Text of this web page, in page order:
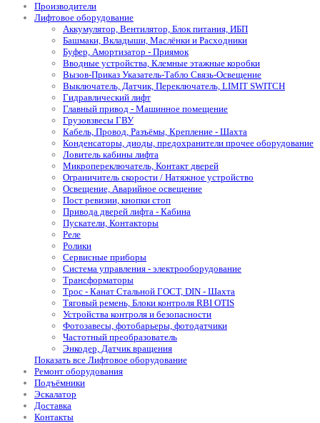
Производители
Лифтовое оборудование
Аккумулятор, Вентилятор, Блок питания, ИБП
Башмаки, Вкладыши, Маслёнки и Расходники
Буфер, Амортизатор - Приямок
Вводные устройства, Клемные этажные коробки
Вызов-Приказ Указатель-Табло Связь-Освещение
Выключатель, Датчик, Переключатель, LIMIT SWITCH
Гидравлический лифт
Главный привод - Машинное помещение
Грузовзвесы ГВУ
Кабель, Провод, Разъёмы, Крепление - Шахта
Конденсаторы, диоды, предохранители прочее оборудование
Ловитель кабины лифта
Микропереключатель, Контакт дверей
Ограничитель скорости / Натяжное устройство
Освещение, Аварийное освещение
Пост ревизии, кнопки стоп
Привода дверей лифта - Кабина
Пускатели, Контакторы
Реле
Ролики
Сервисные приборы
Система управления - электрооборудование
Трансформаторы
Трос - Канат Стальной ГОСТ, DIN - Шахта
Тяговый ремень, Блоки контроля RBI OTIS
Устройства контроля и безопасности
Фотозавесы, фотобарьеры, фотодатчики
Частотный преобразователь
Энкодер, Датчик вращения
Показать все Лифтовое оборудование
Ремонт оборудования
Подъёмники
Эскалатор
Доставка
Контакты